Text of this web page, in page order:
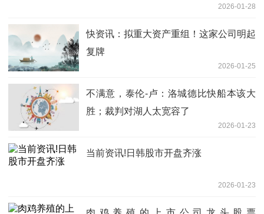
2026-01-28
快资讯：拟重大资产重组！这家公司明起
复牌
2026-01-25
不满意，泰伦-卢：洛城德比快船本该大
胜；裁判对湖人太宽容了
2026-01-23
当前资讯!日韩股市开盘齐涨
2026-01-23